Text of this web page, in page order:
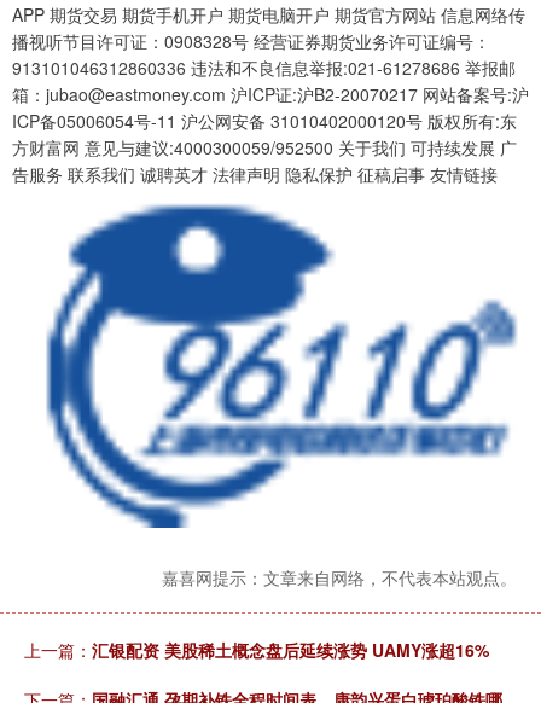
APP 期货交易 期货手机开户 期货电脑开户 期货官方网站 信息网络传
播视听节目许可证：0908328号 经营证券期货业务许可证编号：
913101046312860336 违法和不良信息举报:021-61278686 举报邮
箱：jubao@eastmoney.com 沪ICP证:沪B2-20070217 网站备案号:沪
ICP备05006054号-11 沪公网安备 31010402000120号 版权所有:东
方财富网 意见与建议:4000300059/952500 关于我们 可持续发展 广
告服务 联系我们 诚聘英才 法律声明 隐私保护 征稿启事 友情链接
嘉喜网提示：文章来自网络，不代表本站观点。
上一篇： 汇银配资 美股稀土概念盘后延续涨势 UAMY涨超16%